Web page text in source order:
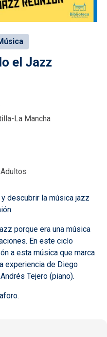
el Jazz
La Mancha
Adultos
descubrir la música jazz
porque era una música
En este ciclo
a esta música que marca
experiencia de Diego
Tejero (piano).